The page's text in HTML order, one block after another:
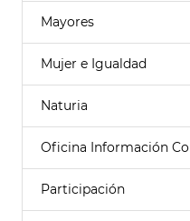
Mayores
Mujer e Igualdad
Naturia
Oficina Información
Participación